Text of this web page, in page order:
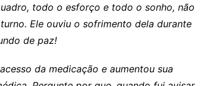
todo o esforço e todo o sonho, não
Ele ouviu o sofrimento dela durante
de paz!
da medicação e aumentou sua